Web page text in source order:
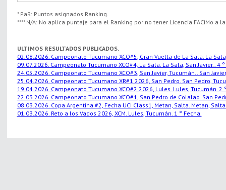
* PaR: Puntos asignados Ranking.
**** N/A: No aplica puntaje para el Ranking por no tener Licencia FACiMo a
ULTIMOS RESULTADOS PUBLICADOS.
02.08.2026. Campeonato Tucumano XCO#5, Gran Vuelta de La Sala. La
09.07.2026. Campeonato Tucumano XCO#4, La Sala. La Sala, San Javier.. 4
24.05.2026. Campeonato Tucumano XCO#3, San Javier, Tucumán.. San
25.04.2026. Campeonato Tucumano XR#1 2026, San Pedro. San Pedro,
19.04.2026. Campeonato Tucumano XCO#2 2026, Lules. Lules, Tucumán. 2
22.03.2026. Campeonato Tucumano XCO#1, San Pedro de Colalao. San
08.03.2026. Copa Argentina #2, Fecha UCI Class1, Metan, Salta. Metan,
01.03.2026. Reto a los Vados 2026, XCM. Lules, Tucumán. 1 ° Fecha.